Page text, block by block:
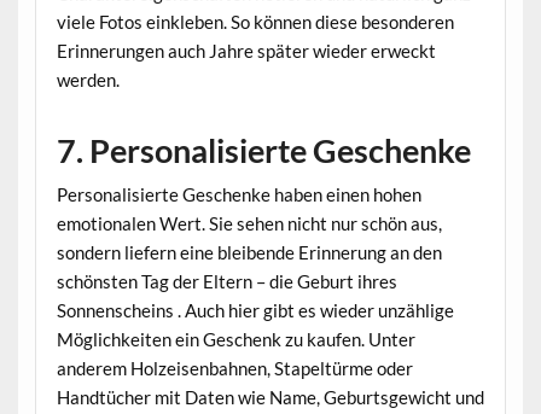
viele Fotos einkleben. So können diese besonderen
Erinnerungen auch Jahre später wieder erweckt
werden.
7. Personalisierte Geschenke
Personalisierte Geschenke haben einen hohen
emotionalen Wert. Sie sehen nicht nur schön aus,
sondern liefern eine bleibende Erinnerung an den
schönsten Tag der Eltern – die Geburt ihres
Sonnenscheins . Auch hier gibt es wieder unzählige
Möglichkeiten ein Geschenk zu kaufen. Unter
anderem Holzeisenbahnen, Stapeltürme oder
Handtücher mit Daten wie Name, Geburtsgewicht und